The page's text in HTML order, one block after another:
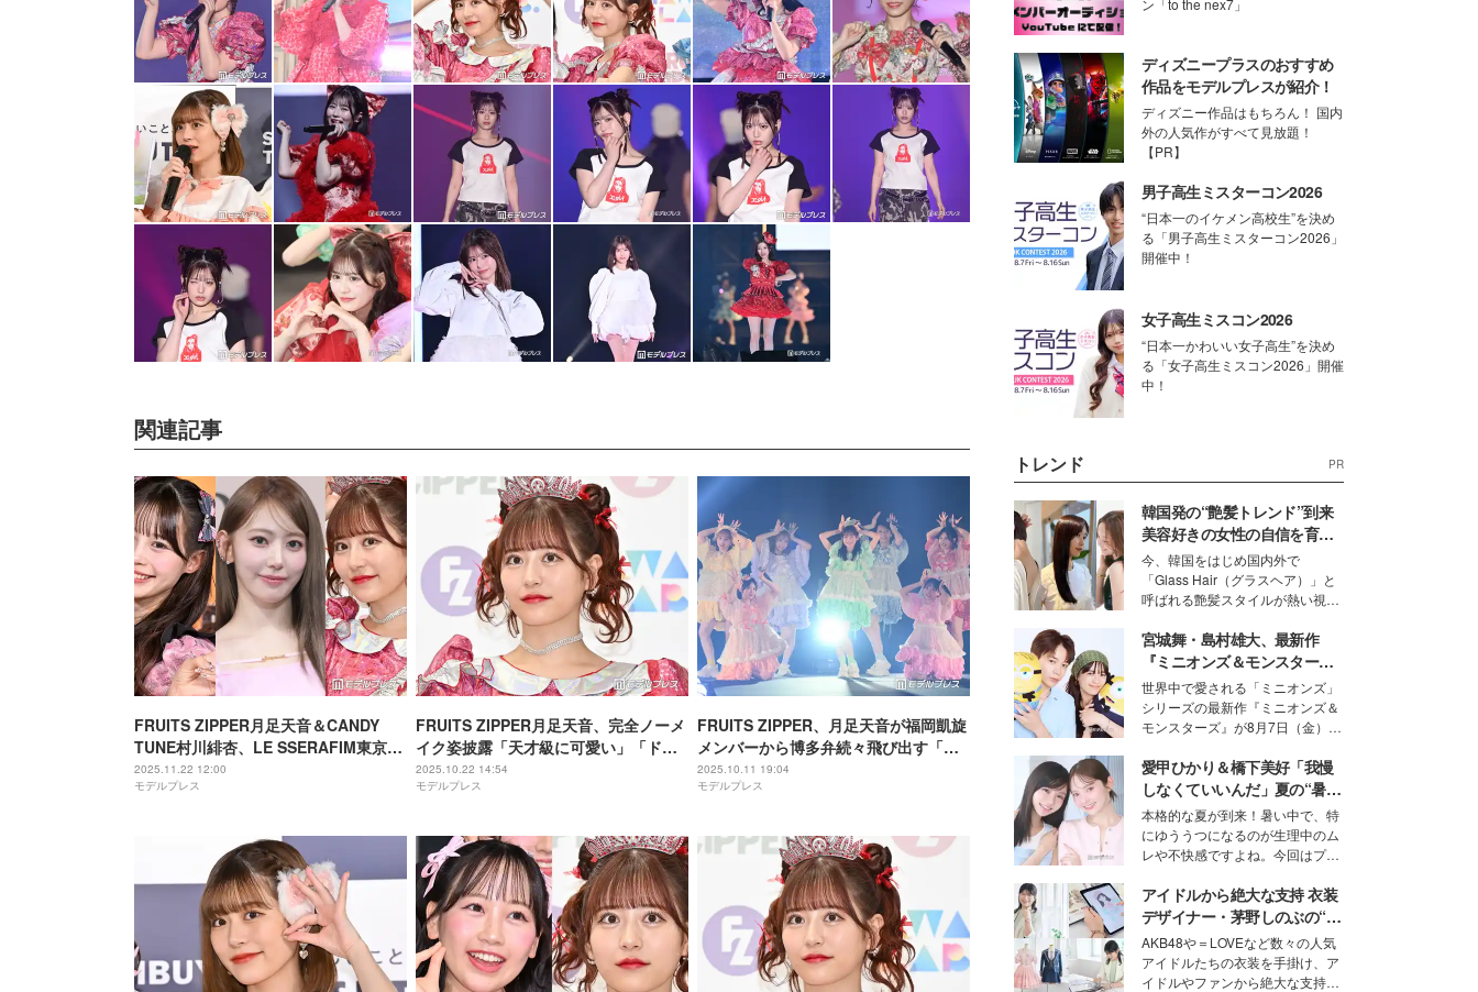
関連記事
FRUITS ZIPPER月足天音＆CANDY
TUNE村川緋杏、LE SSERAFIM東京ド
ームライブ鑑賞 集合ショットに「元
HKT組の集結エモすぎ」「神メンバ
2025.11.22 12:00
モデルプレス
FRUITS ZIPPER月足天音、完全ノーメ
イク姿披露「天才級に可愛い」「ドア
ップ強い」と反響
2025.10.22 14:54
モデルプレス
FRUITS ZIPPER、月足天音が福岡凱旋
メンバーから博多弁続々飛び出す「大
好きばい」【TGC北九州2025】
2025.10.11 19:04
モデルプレス
ン「to the nex7」
ディズニープラスのおすすめ
作品をモデルプレスが紹介！
ディズニー作品はもちろん！ 国内
外の人気作がすべて見放題！
【PR】
男子高生ミスターコン2026
“日本一のイケメン高校生”を決め
る「男子高生ミスターコン2026」
開催中！
女子高生ミスコン2026
“日本一かわいい女子高生”を決め
る「女子高生ミスコン2026」開催
中！
トレンド PR
韓国発の“艶髪トレンド”到来
美容好きの女性の自信を育む
「ヘアケア事情」って？
今、韓国をはじめ国内外で
「Glass Hair（グラスヘア）」と
呼ばれる艶髪スタイルが熱い視線
ションの完成度を高めるベースと
して、“髪そのものの美しさ”に改
めて注目する人が増えている様
子。今回は、そんな憧れの艶やか
な髪を日常で叶える、美容好きの
女性たちのヘアケア事情を紹介し
ます。
宮城舞・島村雄大、最新作
『ミニオンズ＆モンスター
ズ』の魅力熱弁 ハチャメチャ
だけじゃない“友情と絆”に感
動
世界中で愛される「ミニオンズ」
シリーズの最新作『ミニオンズ＆
モンスターズ』が8月7日（金）に
ニオン好き”という共通点を持つモ
デルの宮城舞と島村雄大の特別対
談をお届け！それぞれの視点か
ら、今作ならではの魅力や予想外
の感動をもたらす奥深いストーリ
ーについて熱く語り合ってもらっ
た。
愛甲ひかり＆橋下美好「我慢
しなくていいんだ」夏の“暑さ
対策”の新しい選択肢とは？
本格的な夏が到来！暑い中で、特
にゆううつになるのが生理中のム
レや不快感ですよね。今回はプラ
モデル・愛甲ひかりさんと橋下美
好さんを迎えて本音で女子会トー
ク。猛暑のお出かけを快適に過ご
すヒントや、2人が感動した夏の
生理の新常識にも迫りました。
アイドルから絶大な支持 衣装
デザイナー・茅野しのぶの“可
愛い”を作る美学＜「シチズン
クロスシー」インタビュー＞
AKB48や＝LOVEなど数々の人気
アイドルたちの衣装を手掛け、ア
イドルやファンから絶大な支持を